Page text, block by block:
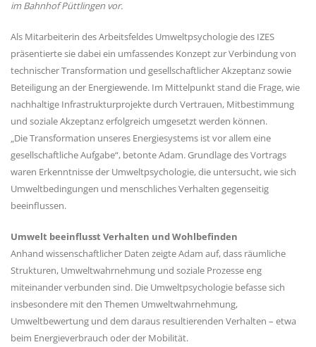
im Bahnhof Püttlingen vor.
Als Mitarbeiterin des Arbeitsfeldes Umweltpsychologie des IZES
präsentierte sie dabei ein umfassendes Konzept zur Verbindung von
technischer Transformation und gesellschaftlicher Akzeptanz sowie
Beteiligung an der Energiewende. Im Mittelpunkt stand die Frage, wie
nachhaltige Infrastrukturprojekte durch Vertrauen, Mitbestimmung
und soziale Akzeptanz erfolgreich umgesetzt werden können.
„Die Transformation unseres Energiesystems ist vor allem eine
gesellschaftliche Aufgabe“, betonte Adam. Grundlage des Vortrags
waren Erkenntnisse der Umweltpsychologie, die untersucht, wie sich
Umweltbedingungen und menschliches Verhalten gegenseitig
beeinflussen.
Umwelt beeinflusst Verhalten und Wohlbefinden
Anhand wissenschaftlicher Daten zeigte Adam auf, dass räumliche
Strukturen, Umweltwahrnehmung und soziale Prozesse eng
miteinander verbunden sind. Die Umweltpsychologie befasse sich
insbesondere mit den Themen Umweltwahrnehmung,
Umweltbewertung und dem daraus resultierenden Verhalten – etwa
beim Energieverbrauch oder der Mobilität.